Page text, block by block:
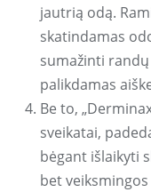
jautrią odą.
skatindamas
sumažinti
palikdamas
Be to,
sveikatai,
bėgant išlaikyti
bet